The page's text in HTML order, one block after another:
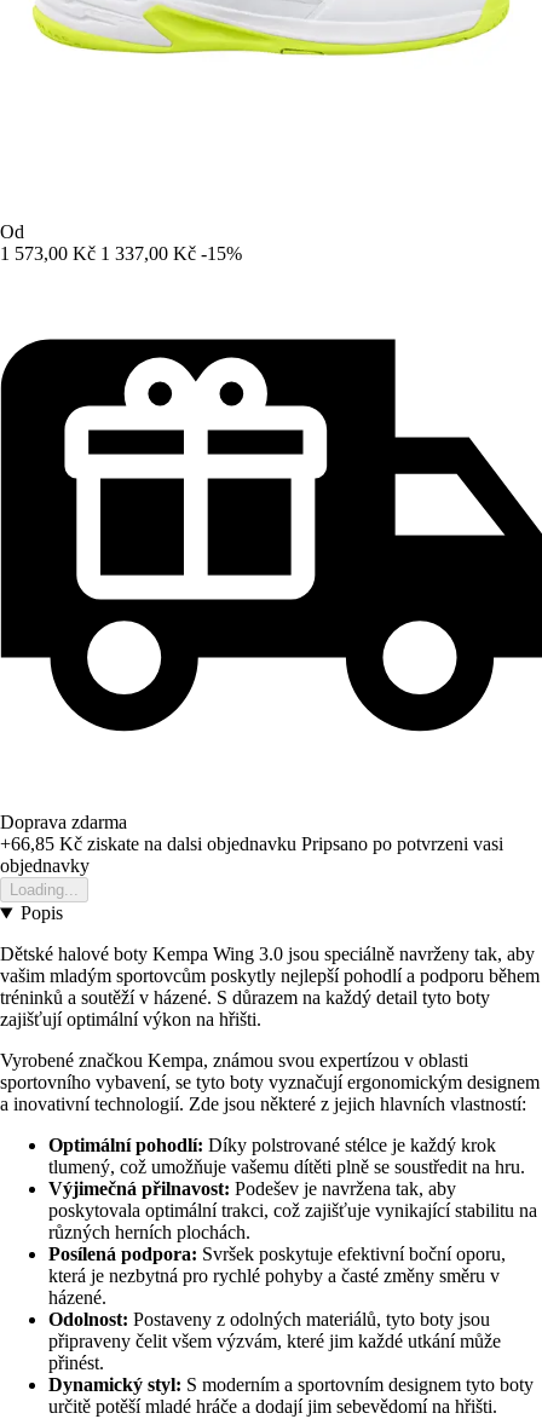
Od
1 573,00 Kč 1 337,00 Kč -15%
Doprava zdarma
+66,85 Kč ziskate na dalsi objednavku Pripsano po potvrzeni vasi
objednavky
Loading...
Popis
Dětské halové boty Kempa Wing 3.0 jsou speciálně navrženy tak, aby
vašim mladým sportovcům poskytly nejlepší pohodlí a podporu během
tréninků a soutěží v házené. S důrazem na každý detail tyto boty
zajišťují optimální výkon na hřišti.
Vyrobené značkou Kempa, známou svou expertízou v oblasti
sportovního vybavení, se tyto boty vyznačují ergonomickým designem
a inovativní technologií. Zde jsou některé z jejich hlavních vlastností:
Optimální pohodlí: Díky polstrované stélce je každý krok
tlumený, což umožňuje vašemu dítěti plně se soustředit na hru.
Výjimečná přilnavost: Podešev je navržena tak, aby
poskytovala optimální trakci, což zajišťuje vynikající stabilitu na
různých herních plochách.
Posílená podpora: Svršek poskytuje efektivní boční oporu,
která je nezbytná pro rychlé pohyby a časté změny směru v
házené.
Odolnost: Postaveny z odolných materiálů, tyto boty jsou
připraveny čelit všem výzvám, které jim každé utkání může
přinést.
Dynamický styl: S moderním a sportovním designem tyto boty
určitě potěší mladé hráče a dodají jim sebevědomí na hřišti.